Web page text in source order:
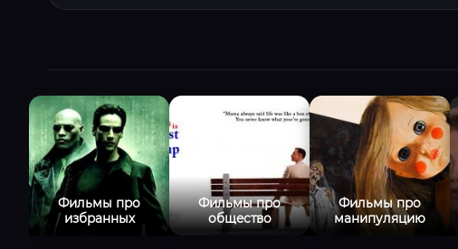
Фильмы про
избранных
Фильмы про
общество
Фильмы про
манипуляцию